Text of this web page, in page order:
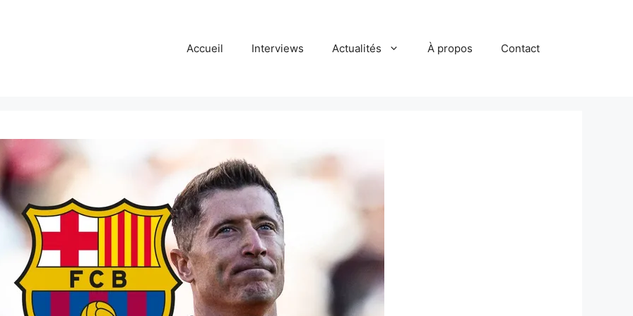
Accueil Interviews Actualités À propos Contact